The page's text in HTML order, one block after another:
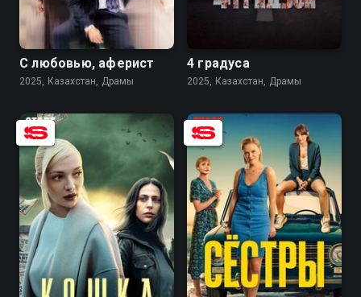
7.3
С любовью, аферист
2025, Казахстан, Драмы
4 градуса
2025, Казахстан, Драмы